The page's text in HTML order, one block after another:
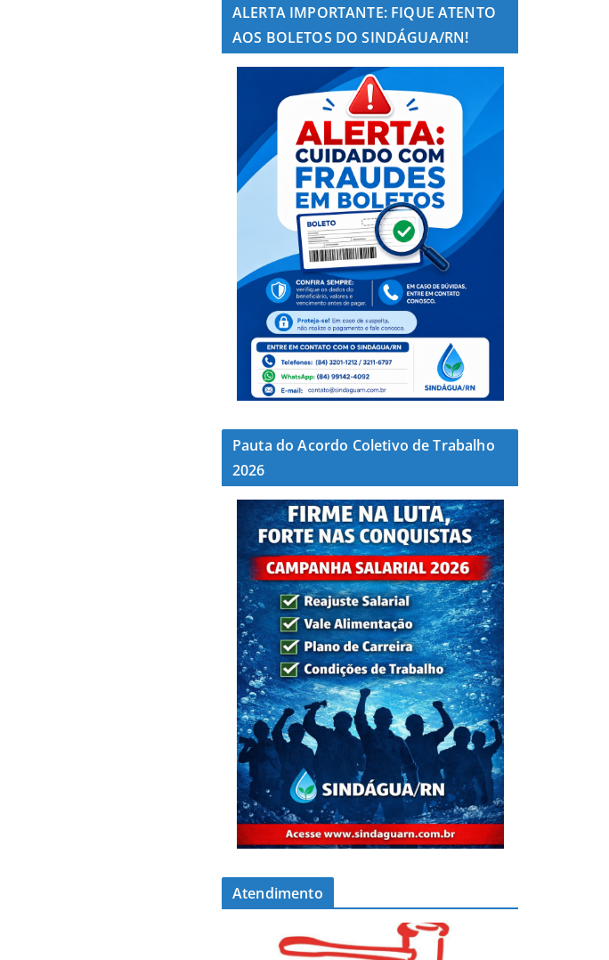
ALERTA IMPORTANTE: FIQUE ATENTO
AOS BOLETOS DO SINDÁGUA/RN!
Pauta do Acordo Coletivo de Trabalho
2026
Atendimento